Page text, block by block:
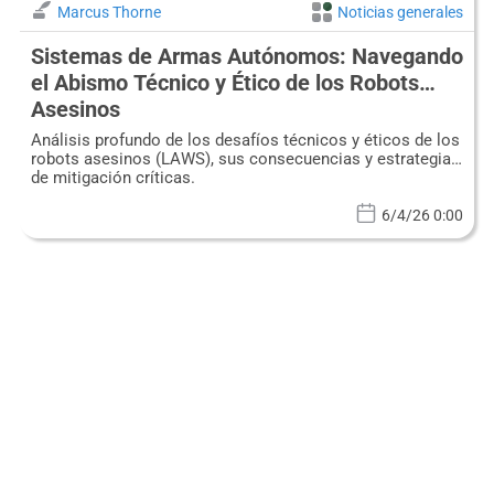
Marcus Thorne Noticias generales
Sistemas de Armas Autónomos: Navegando
el Abismo Técnico y Ético de los Robots
Asesinos
Análisis profundo de los desafíos técnicos y éticos de los
robots asesinos (LAWS), sus consecuencias y estrategias
de mitigación críticas.
6/4/26 0:00